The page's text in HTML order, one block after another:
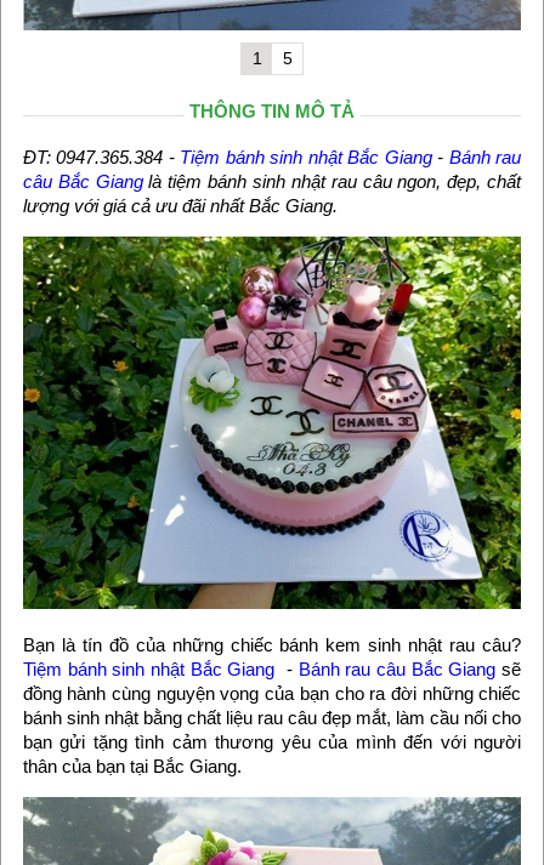
1 5
THÔNG TIN MÔ TẢ
ĐT: 0947.365.384 - Tiệm bánh sinh nhật Bắc Giang- Bánh rau
câu Bắc Gianglà tiệm bánh sinh nhật rau câu ngon, đẹp, chất
lượng với giá cả ưu đãi nhất Bắc Giang.
Bạn là tín đồ của những chiếc bánh kem sinh nhật rau câu?
Tiệm bánh sinh nhật Bắc Giang - Bánh rau câu Bắc Giang sẽ
đồng hành cùng nguyện vọng của bạn cho ra đời những chiếc
bánh sinh nhật bằng chất liệu rau câu đẹp mắt, làm cầu nối cho
bạn gửi tặng tình cảm thương yêu của mình đến với người
thân của bạn tại Bắc Giang.